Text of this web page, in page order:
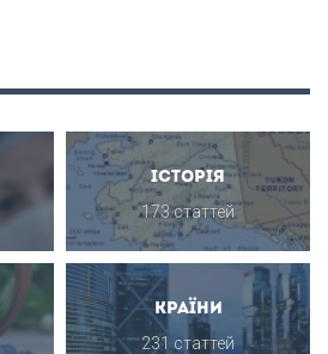
Історія
173 статтей
Країни
231 статтей